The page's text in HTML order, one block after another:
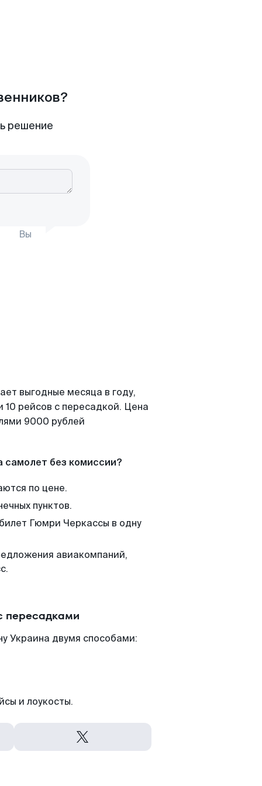
решение
Вы
выгодные месяца в году,
рейсов с пересадкой. Цена
9000 рублей
самолет без комиссии?
по цене.
пунктов.
Гюмри Черкассы в одну
авиакомпаний,
пересадками
Украина двумя способами:
и лоукосты.